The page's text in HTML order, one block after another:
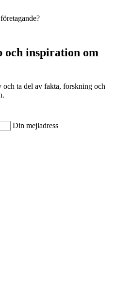
och inspiration om
ta del av fakta, forskning och
Din mejladress